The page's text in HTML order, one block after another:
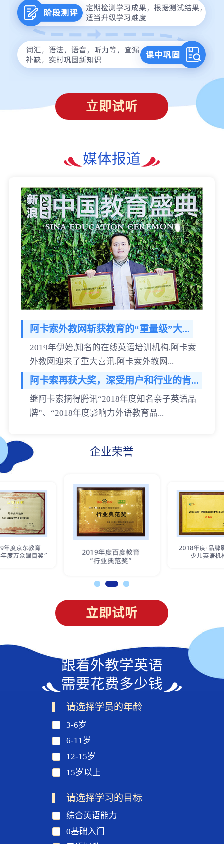
立即试听
媒体报道
阿卡索外教网斩获教育的“重量级”大...
2019年伊始,知名的在线英语培训机构,阿卡索
外教网迎来了重大喜讯,阿卡索外教网...
阿卡索再获大奖，深受用户和行业的肯...
继阿卡索摘得腾讯“2018年度知名亲子英语品
牌”、“2018年度影响力外语教育品...
企业荣誉
立即试听
跟着外教学英语
需要花费多少钱
请选择学员的年龄
3-6岁
6-11岁
12-15岁
15岁以上
请选择学习的目标
综合英语能力
0基础入门